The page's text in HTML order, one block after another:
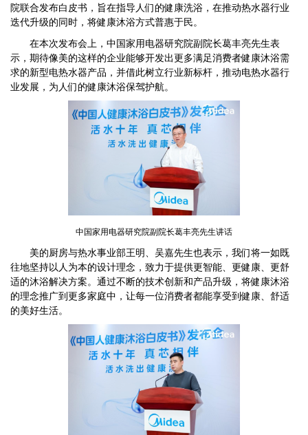
院联合发布白皮书，旨在指导人们的健康洗浴，在推动热水器行业
迭代升级的同时，将健康沐浴方式普惠于民。
在本次发布会上，中国家用电器研究院副院长葛丰亮先生表
示，期待像美的这样的企业能够开发出更多满足消费者健康沐浴需
求的新型电热水器产品，并借此树立行业新标杆，推动电热水器行
业发展，为人们的健康沐浴保驾护航。
中国家用电器研究院副院长葛丰亮先生讲话
美的厨房与热水事业部王明、吴嘉先生也表示，我们将一如既
往地坚持以人为本的设计理念，致力于提供更智能、更健康、更舒
适的沐浴解决方案。通过不断的技术创新和产品升级，将健康沐浴
的理念推广到更多家庭中，让每一位消费者都能享受到健康、舒适
的美好生活。